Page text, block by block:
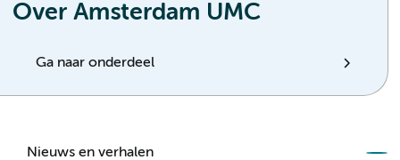
Over Amsterdam UMC
Ga naar onderdeel
Nieuws en verhalen